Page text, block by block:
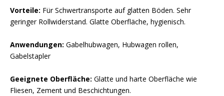
Vorteile: Für Schwertransporte auf glatten Böden. Sehr
geringer Rollwiderstand. Glatte Oberfläche, hygienisch.
Anwendungen: Gabelhubwagen, Hubwagen rollen,
Gabelstapler
Geeignete Oberfläche: Glatte und harte Oberfläche wie
Fliesen, Zement und Beschichtungen.